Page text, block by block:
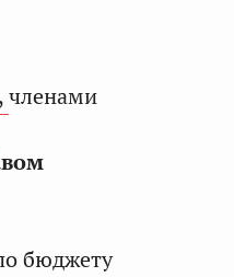
,членами
бюджету